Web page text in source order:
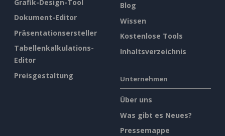
Grafik-Design-Tool
Dokument-Editor
Präsentationsersteller
Tabellenkalkulations-
Editor
Preisgestaltung
Blog
Wissen
Kostenlose Tools
Inhaltsverzeichnis
Unternehmen
Über uns
Was gibt es Neues?
Pressemappe